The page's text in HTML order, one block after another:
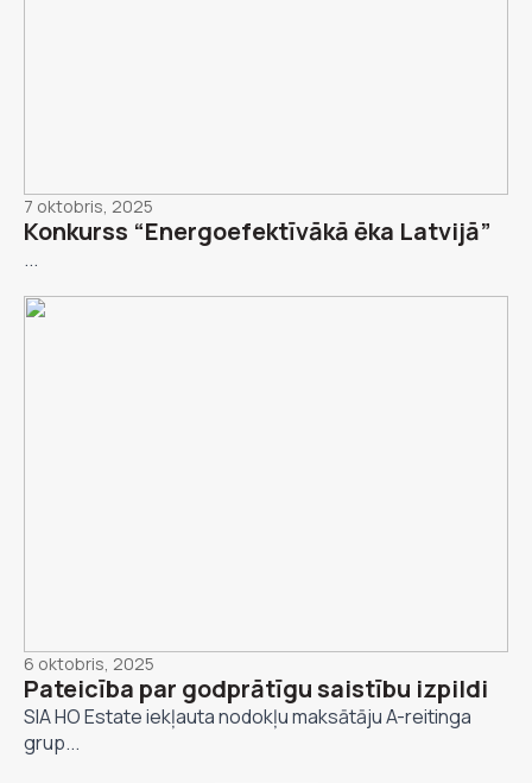
7 oktobris, 2025
Konkurss “Energoefektīvākā ēka Latvijā”
...
6 oktobris, 2025
Pateicība par godprātīgu saistību izpildi
SIA HO Estate iekļauta nodokļu maksātāju A-reitinga
grup...